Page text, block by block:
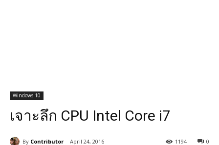
Windows 10
เจาะลึก CPU Intel Core i7
By Contributor April 24, 2016 0
1194